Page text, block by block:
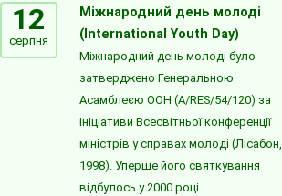
12
серпня
Міжнародний день молоді
(International Youth Day)
Міжнародний день молоді було
затверджено Генеральною
Асамблеєю ООН (A/RES/54/120) за
ініціативи Всесвітньої конференції
міністрів у справах молоді (Лісабон,
1998). Уперше його святкування
відбулось у 2000 році.